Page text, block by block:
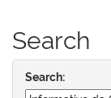
Search
Search: